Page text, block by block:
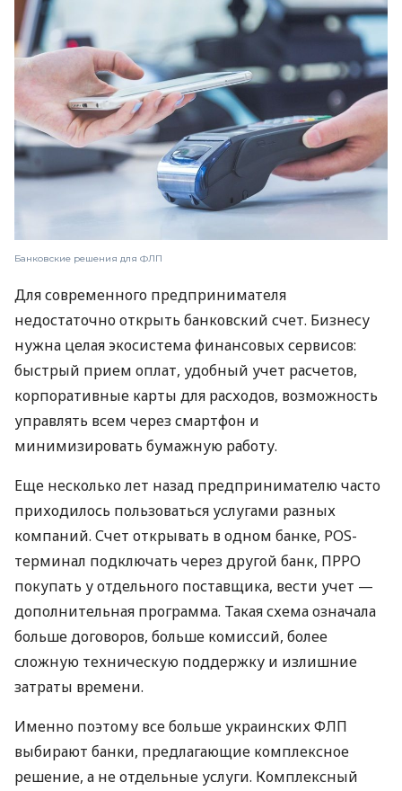
Банковские решения для ФЛП
Для современного предпринимателя
недостаточно открыть банковский счет. Бизнесу
нужна целая экосистема финансовых сервисов:
быстрый прием оплат, удобный учет расчетов,
корпоративные карты для расходов, возможность
управлять всем через смартфон и
минимизировать бумажную работу.
Еще несколько лет назад предпринимателю часто
приходилось пользоваться услугами разных
компаний. Счет открывать в одном банке, POS-
терминал подключать через другой банк, ПРРО
покупать у отдельного поставщика, вести учет —
дополнительная программа. Такая схема означала
больше договоров, больше комиссий, более
сложную техническую поддержку и излишние
затраты времени.
Именно поэтому все больше украинских ФЛП
выбирают банки, предлагающие комплексное
решение, а не отдельные услуги. Комплексный